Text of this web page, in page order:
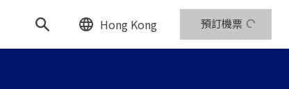
Hong Kong 預訂機票